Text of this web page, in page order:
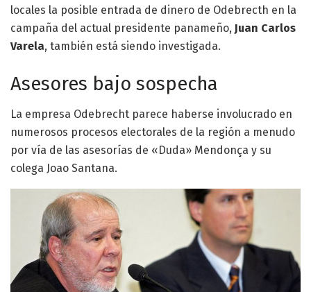
locales la posible entrada de dinero de Odebrecth en la
campaña del actual presidente panameño, Juan Carlos
Varela, también está siendo investigada.
Asesores bajo sospecha
La empresa Odebrecht parece haberse involucrado en
numerosos procesos electorales de la región a menudo
por vía de las asesorías de «Duda» Mendonça y su
colega Joao Santana.